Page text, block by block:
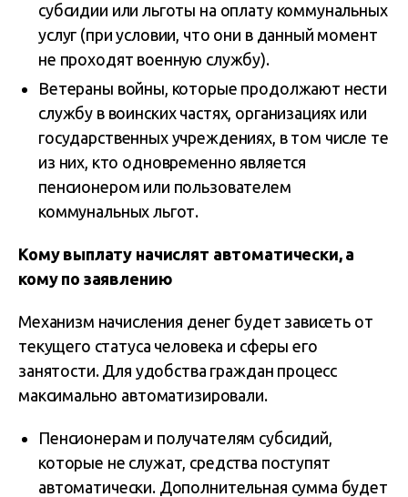
субсидии или льготы на оплату коммунальных
услуг (при условии, что они в данный момент
не проходят военную службу).
Ветераны войны, которые продолжают нести
службу в воинских частях, организациях или
государственных учреждениях, в том числе те
из них, кто одновременно является
пенсионером или пользователем
коммунальных льгот.
Кому выплату начислят автоматически, а
кому по заявлению
Механизм начисления денег будет зависеть от
текущего статуса человека и сферы его
занятости. Для удобства граждан процесс
максимально автоматизировали.
Пенсионерам и получателям субсидий,
которые не служат, средства поступят
автоматически. Дополнительная сумма будет